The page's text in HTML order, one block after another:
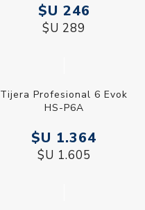
$U 246
$U 289
Tijera Profesional 6 Evok
HS-P6A
$U 1.364
$U 1.605